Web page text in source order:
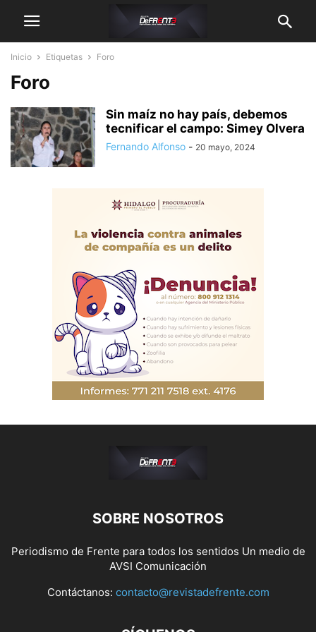
Inicio Etiquetas Foro
Foro
Sin maíz no hay país, debemos
tecnificar el campo: Simey Olvera
Fernando Alfonso - 20 mayo, 2024
SOBRE NOSOTROS
Periodismo de Frente para todos los sentidos Un medio de
AVSI Comunicación
Contáctanos: contacto@revistadefrente.com